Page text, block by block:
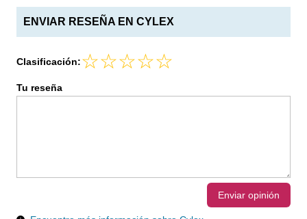
ENVIAR RESEÑA EN CYLEX
Clasificación:
Tu reseña
Enviar opinión